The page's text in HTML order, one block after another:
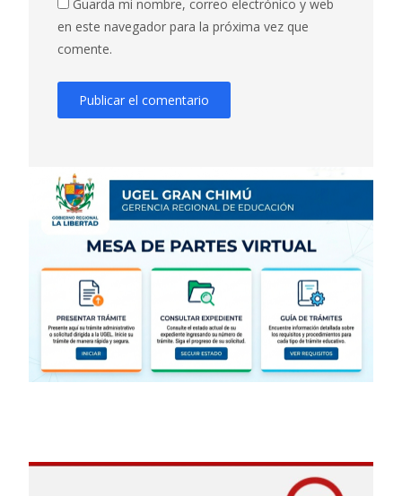
Guarda mi nombre, correo electrónico y web
en este navegador para la próxima vez que
comente.